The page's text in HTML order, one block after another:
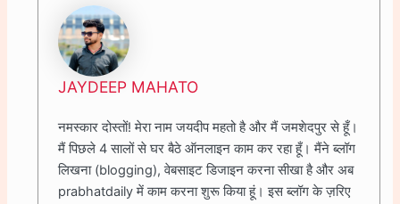
JAYDEEP MAHATO
नमस्कार दोस्तों! मेरा नाम जयदीप महतो है और मैं जमशेदपुर से हूँ।
मैं पिछले 4 सालों से घर बैठे ऑनलाइन काम कर रहा हूँ। मैंने ब्लॉग
लिखना (blogging), वेबसाइट डिजाइन करना सीखा है और अब
prabhatdaily में काम करना शुरू किया हूं। इस ब्लॉग के ज़रिए